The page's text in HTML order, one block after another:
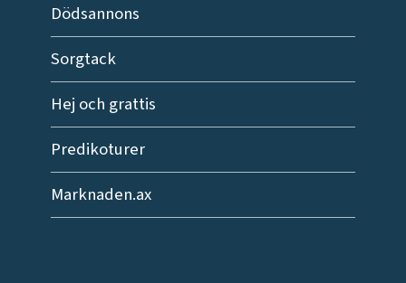
Dödsannons
Sorgtack
Hej och grattis
Predikoturer
Marknaden.ax